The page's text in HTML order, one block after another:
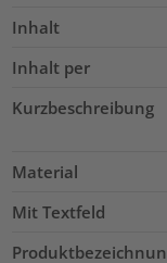
Inhalt
Inhalt per
Kurzbeschreibung
Material
Mit Textfeld
Produktbezeichnun